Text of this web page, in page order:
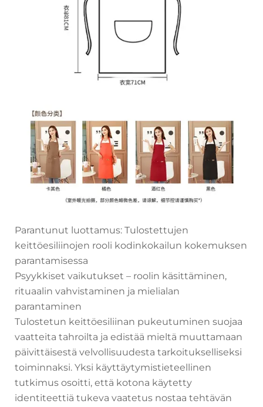
Parantunut luottamus: Tulostettujen
keittöesiliinojen rooli kodinkokailun kokemuksen
parantamisessa
Psyykkiset vaikutukset – roolin käsittäminen,
rituaalin vahvistaminen ja mielialan
parantaminen
Tulostetun keittöesiliinan pukeutuminen suojaa
vaatteita tahroilta ja edistää mieltä muuttamaan
päivittäisestä velvollisuudesta tarkoitukselliseksi
toiminnaksi. Yksi käyttäytymistieteellinen
tutkimus osoitti, että kotona käytetty
identiteettiä tukeva vaatetus nostaa tehtävän